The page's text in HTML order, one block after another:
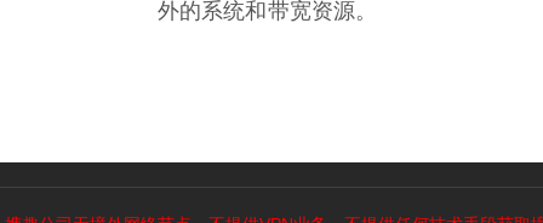
外的系统和带宽资源。